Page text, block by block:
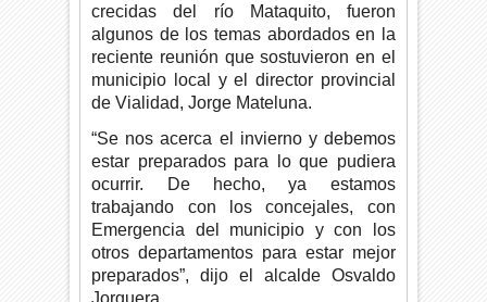
crecidas del río Mataquito, fueron
algunos de los temas abordados en la
reciente reunión que sostuvieron en el
municipio local y el director provincial
de Vialidad, Jorge Mateluna.
“Se nos acerca el invierno y debemos
estar preparados para lo que pudiera
ocurrir. De hecho, ya estamos
trabajando con los concejales, con
Emergencia del municipio y con los
otros departamentos para estar mejor
preparados”, dijo el alcalde Osvaldo
Jorquera.